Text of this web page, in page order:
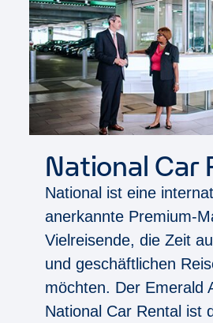
National Car
National ist eine
anerkannte Premium-
Vielreisende, die Zeit
und geschäftlichen
möchten. Der Emerald
National Car Rental ist